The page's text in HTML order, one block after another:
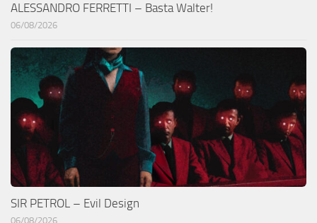
ALESSANDRO FERRETTI – Basta Walter!
06/08/2026
SIR PETROL – Evil Design
06/08/2026